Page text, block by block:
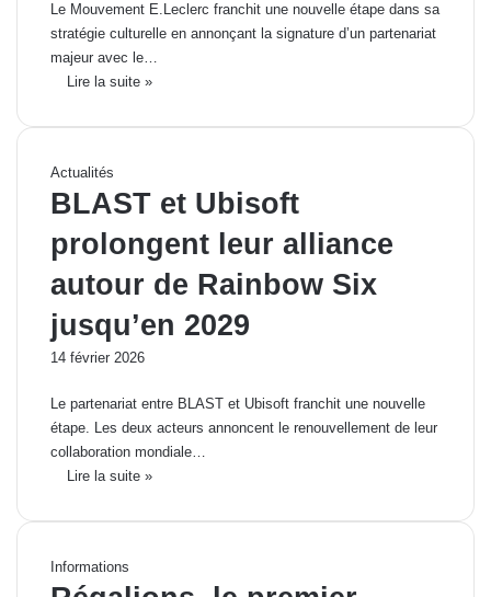
Le Mouvement E.Leclerc franchit une nouvelle étape dans sa
stratégie culturelle en annonçant la signature d’un partenariat
majeur avec le…
Lire la suite »
Actualités
BLAST et Ubisoft
prolongent leur alliance
autour de Rainbow Six
jusqu’en 2029
14 février 2026
Le partenariat entre BLAST et Ubisoft franchit une nouvelle
étape. Les deux acteurs annoncent le renouvellement de leur
collaboration mondiale…
Lire la suite »
Informations